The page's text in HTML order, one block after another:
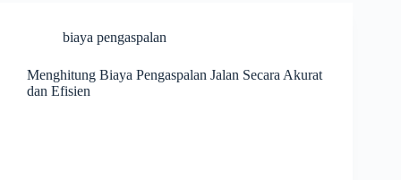
biaya pengaspalan
Menghitung Biaya Pengaspalan Jalan Secara Akurat
dan Efisien